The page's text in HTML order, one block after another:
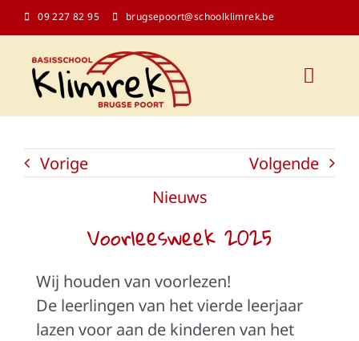
naar
inhoud
09 227 82 95 brugsepoort@schoolklimrek.be
Toggle
Kalender
Contact
Vorige
Volgende
Nieuws
Voorleesweek 2025
Wij houden van voorlezen!
De leerlingen van het vierde leerjaar
lazen voor aan de kinderen van het